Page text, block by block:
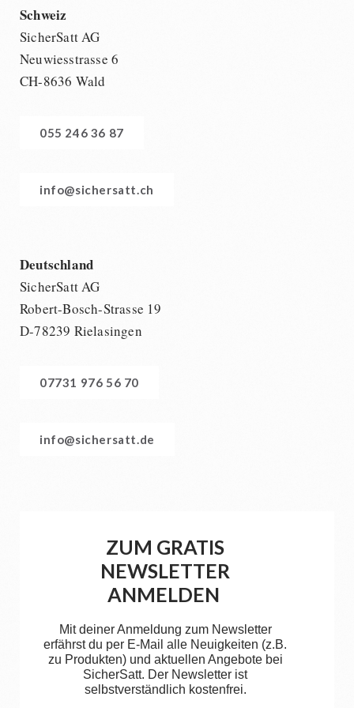
Schweiz
SicherSatt AG
Neuwiesstrasse 6
CH-8636 Wald
055 246 36 87
info@sichersatt.ch
Deutschland
SicherSatt AG
Robert-Bosch-Strasse 19
D-78239 Rielasingen
07731 976 56 70
info@sichersatt.de
ZUM GRATIS
NEWSLETTER
ANMELDEN
Mit deiner Anmeldung zum Newsletter
erfährst du per E-Mail alle Neuigkeiten (z.B.
zu Produkten) und aktuellen Angebote bei
SicherSatt. Der Newsletter ist
selbstverständlich kostenfrei.